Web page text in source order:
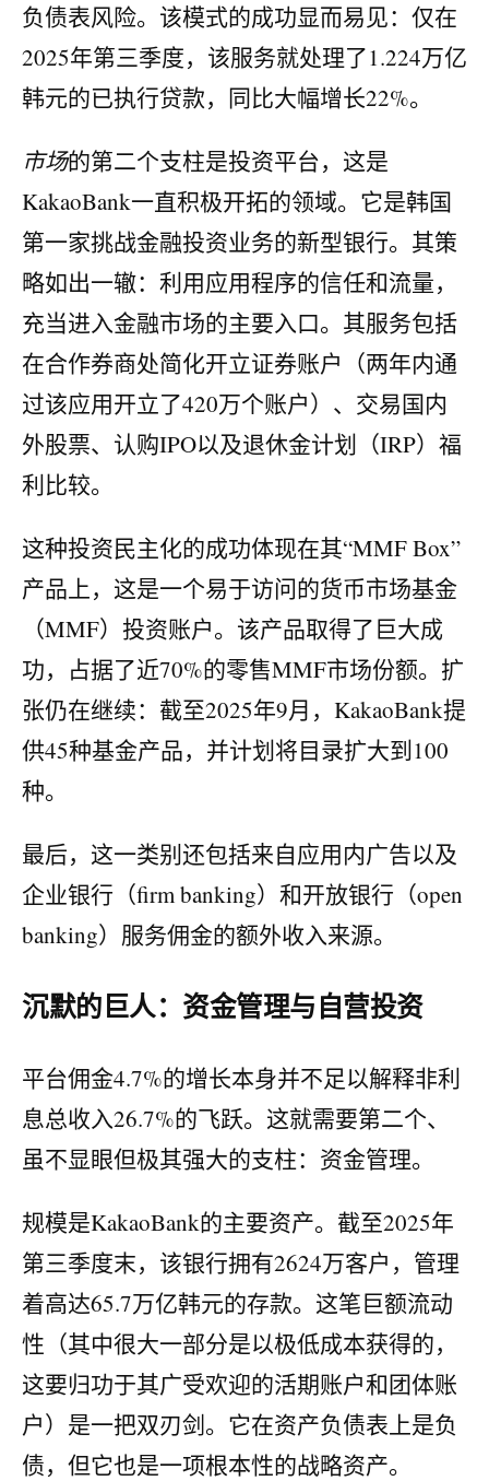
负债表风险。该模式的成功显而易见：仅在
2025年第三季度，该服务就处理了1.224万亿
韩元的已执行贷款，同比大幅增长22%。
市场的第二个支柱是投资平台，这是
KakaoBank一直积极开拓的领域。它是韩国
第一家挑战金融投资业务的新型银行。其策
略如出一辙：利用应用程序的信任和流量，
充当进入金融市场的主要入口。其服务包括
在合作券商处简化开立证券账户（两年内通
过该应用开立了420万个账户）、交易国内
外股票、认购IPO以及退休金计划（IRP）福
利比较。
这种投资民主化的成功体现在其“MMF Box”
产品上，这是一个易于访问的货币市场基金
（MMF）投资账户。该产品取得了巨大成
功，占据了近70%的零售MMF市场份额。扩
张仍在继续：截至2025年9月，KakaoBank提
供45种基金产品，并计划将目录扩大到100
种。
最后，这一类别还包括来自应用内广告以及
企业银行（firm banking）和开放银行（open
banking）服务佣金的额外收入来源。
沉默的巨人：资金管理与自营投资
平台佣金4.7%的增长本身并不足以解释非利
息总收入26.7%的飞跃。这就需要第二个、
虽不显眼但极其强大的支柱：资金管理。
规模是KakaoBank的主要资产。截至2025年
第三季度末，该银行拥有2624万客户，管理
着高达65.7万亿韩元的存款。这笔巨额流动
性（其中很大一部分是以极低成本获得的，
这要归功于其广受欢迎的活期账户和团体账
户）是一把双刃剑。它在资产负债表上是负
债，但它也是一项根本性的战略资产。